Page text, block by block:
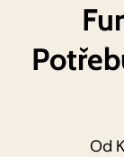
Od